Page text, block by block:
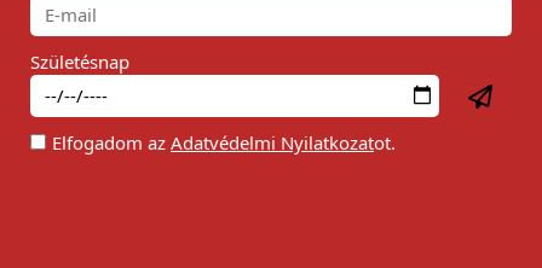
Születésnap
Elfogadom az Adatvédelmi Nyilatkozatot.